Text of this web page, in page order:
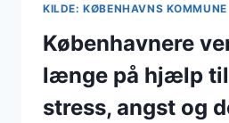
KILDE: KØBENHAVNS KOMMUNE
Københavnere
længe på hjælp
stress, angst og